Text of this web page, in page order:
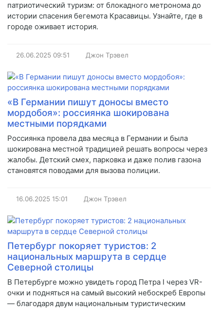
патриотический туризм: от блокадного метронома до
истории спасения бегемота Красавицы. Узнайте, где в
городе оживает история.
26.06.2025 09:51 Джон Трэвел
«В Германии пишут доносы вместо
мордобоя»: россиянка шокирована
местными порядками
Россиянка провела два месяца в Германии и была
шокирована местной традицией решать вопросы через
жалобы. Детский смех, парковка и даже полив газона
становятся поводами для вызова полиции.
16.06.2025 15:01 Джон Трэвел
Петербург покоряет туристов: 2
национальных маршрута в сердце
Северной столицы
В Петербурге можно увидеть город Петра I через VR-
очки и подняться на самый высокий небоскреб Европы
— благодаря двум национальным туристическим